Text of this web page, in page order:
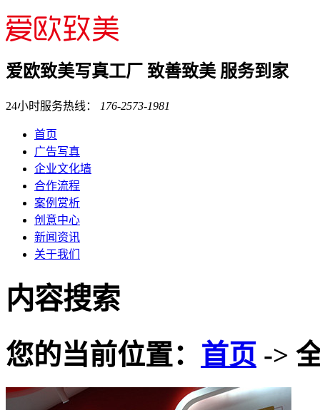
爱欧致美写真工厂 致善致美 服务到家
24小时服务热线： 176-2573-1981
首页
广告写真
企业文化墙
合作流程
案例赏析
创意中心
新闻资讯
关于我们
内容搜索
您的当前位置： 首页 ->